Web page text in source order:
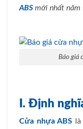
ABS mới nhất năm
Báo giá
I. Định
Cửa nhựa ABS